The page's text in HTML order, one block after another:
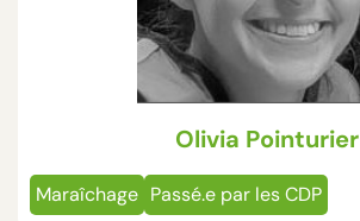
Olivia Pointurier
Maraîchage Passé.e par les CDP